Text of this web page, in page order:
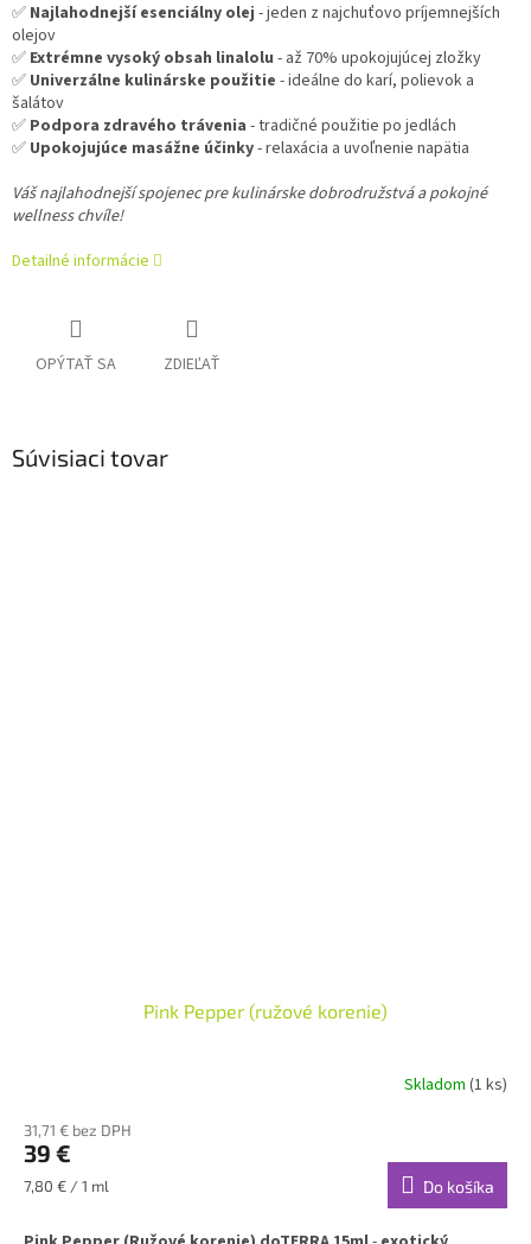
✅ Najlahodnejší esenciálny olej - jeden z najchuťovo príjemnejších
olejov
✅ Extrémne vysoký obsah linalolu - až 70% upokojujúcej zložky
✅ Univerzálne kulinárske použitie - ideálne do karí, polievok a
šalátov
✅ Podpora zdravého trávenia - tradičné použitie po jedlách
✅ Upokojujúce masážne účinky- relaxácia a uvoľnenie napätia
Váš najlahodnejší spojenec pre kulinárske dobrodružstvá a pokojné
wellness chvíle!
Detailné informácie
OPÝTAŤ SA ZDIEĽAŤ
Súvisiaci tovar
Pink Pepper (ružové korenie)
Skladom (1 ks)
31,71 € bez DPH
39 €
Jednotková
7,80 € / 1 ml Do košíka